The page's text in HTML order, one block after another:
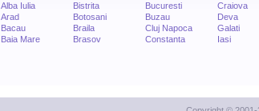
Alba Iulia
Arad
Bacau
Baia Mare
Bistrita
Botosani
Braila
Brasov
Bucuresti
Buzau
Cluj Napoca
Constanta
Craiova
Deva
Galati
Iasi